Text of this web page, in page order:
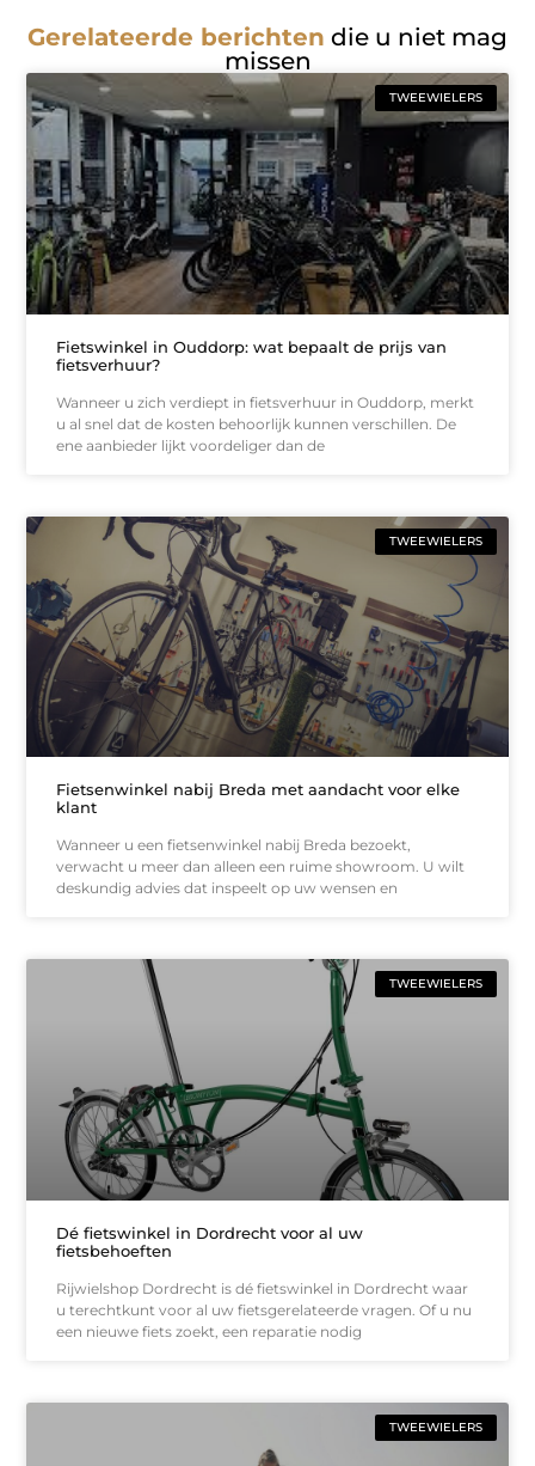
Gerelateerde berichten die u niet mag
missen
TWEEWIELERS
Fietswinkel in Ouddorp: wat bepaalt de prijs van
fietsverhuur?
Wanneer u zich verdiept in fietsverhuur in Ouddorp, merkt
u al snel dat de kosten behoorlijk kunnen verschillen. De
ene aanbieder lijkt voordeliger dan de
TWEEWIELERS
Fietsenwinkel nabij Breda met aandacht voor elke
klant
Wanneer u een fietsenwinkel nabij Breda bezoekt,
verwacht u meer dan alleen een ruime showroom. U wilt
deskundig advies dat inspeelt op uw wensen en
TWEEWIELERS
Dé fietswinkel in Dordrecht voor al uw
fietsbehoeften
Rijwielshop Dordrecht is dé fietswinkel in Dordrecht waar
u terechtkunt voor al uw fietsgerelateerde vragen. Of u nu
een nieuwe fiets zoekt, een reparatie nodig
TWEEWIELERS